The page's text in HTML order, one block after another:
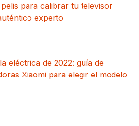
para calibrar tu televisor
experto
eléctrica de 2022: guía de
Xiaomi para elegir el modelo